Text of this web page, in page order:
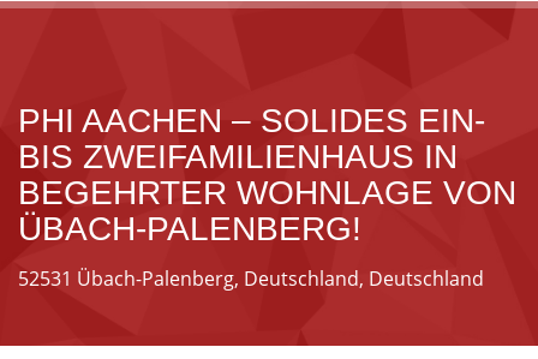
PHI AACHEN – SOLIDES EIN-
BIS ZWEIFAMILIENHAUS IN
BEGEHRTER WOHNLAGE VON
ÜBACH-PALENBERG!
52531 Übach-Palenberg, Deutschland, Deutschland